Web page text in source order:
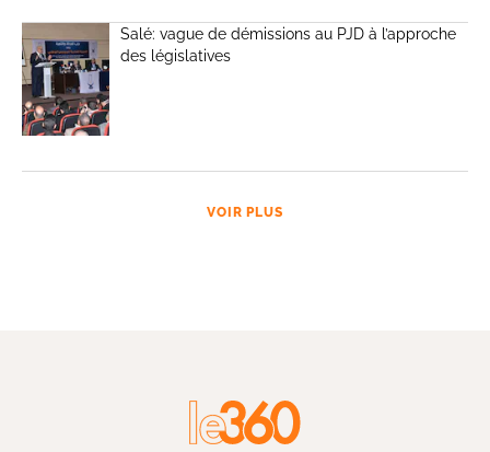
Salé: vague de démissions au PJD à l’approche
des législatives
VOIR PLUS